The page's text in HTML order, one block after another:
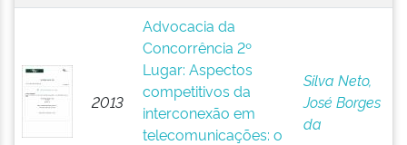
2013
Advocacia da
Concorrência 2º
Lugar: Aspectos
competitivos da
interconexão em
telecomunicações: o
Silva Neto,
José Borges
da